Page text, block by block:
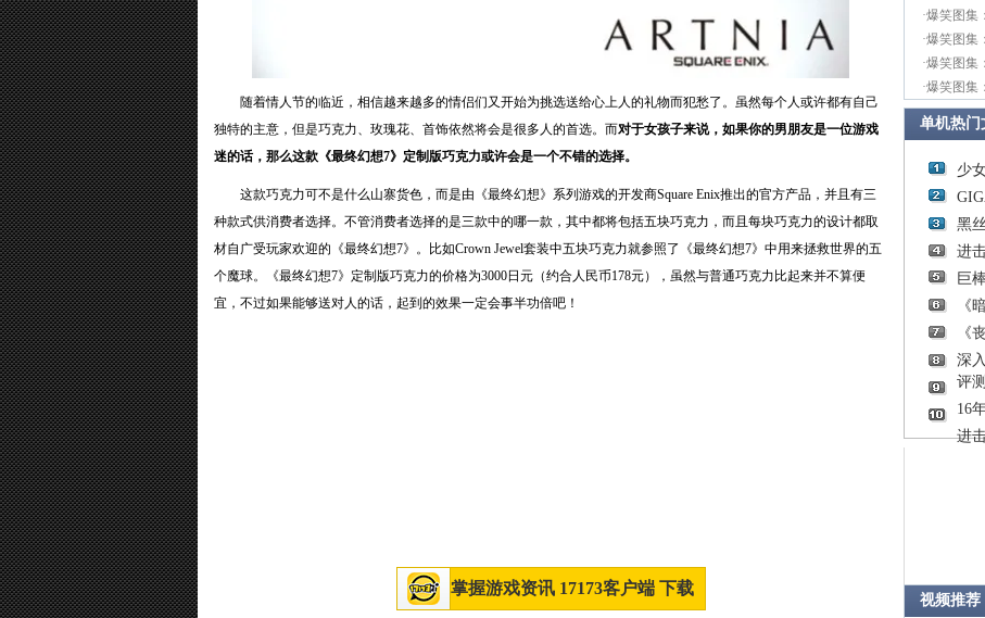
随着情人节的临近，相信越来越多的情侣们又开始为挑选送给心上人的礼物而犯愁了。虽然每个人或许都有自己
独特的主意，但是巧克力、玫瑰花、首饰依然将会是很多人的首选。而对于女孩子来说，如果你的男朋友是一位游戏
迷的话，那么这款《最终幻想7》定制版巧克力或许会是一个不错的选择。
这款巧克力可不是什么山寨货色，而是由《最终幻想》系列游戏的开发商Square Enix推出的官方产品，并且有三
种款式供消费者选择。不管消费者选择的是三款中的哪一款，其中都将包括五块巧克力，而且每块巧克力的设计都取
材自广受玩家欢迎的《最终幻想7》。比如Crown Jewel套装中五块巧克力就参照了《最终幻想7》中用来拯救世界的五
个魔球。《最终幻想7》定制版巧克力的价格为3000日元（约合人民币178元），虽然与普通巧克力比起来并不算便
宜，不过如果能够送对人的话，起到的效果一定会事半功倍吧！
掌握游戏资讯 17173客户端 下载
·爆笑图集
·爆笑图集
·爆笑图集
·爆笑图集
单机热门
少
黑
进
巨
《
《
深
评测
16
进
视频推荐